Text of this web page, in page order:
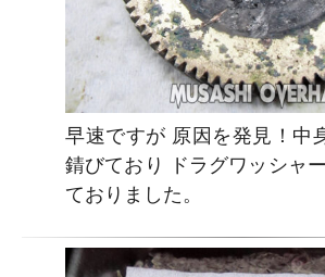
早速ですが 原因を発見！中
錆びており ドラグワッシャ
ておりました。